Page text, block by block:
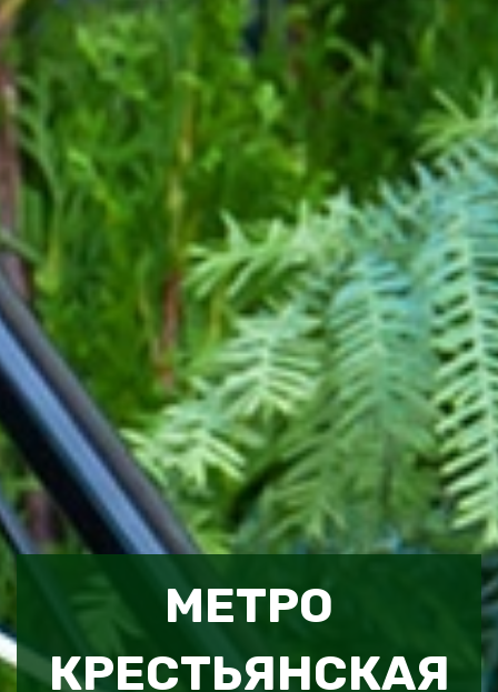
МЕТРО
КРЕСТЬЯНСКАЯ